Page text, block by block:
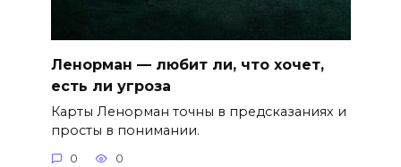
Ленорман — любит ли, что хочет,
есть ли угроза
Карты Ленорман точны в предсказаниях и
просты в понимании.
0 0